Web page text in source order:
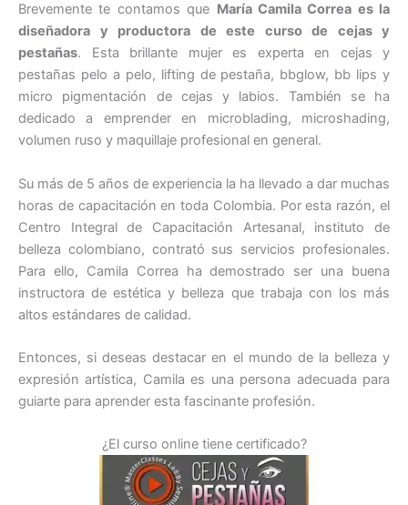
Brevemente te contamos que María Camila Correa es la
diseñadora y productora de este curso de cejas y
pestañas. Esta brillante mujer es experta en cejas y
pestañas pelo a pelo, lifting de pestaña, bbglow, bb lips y
micro pigmentación de cejas y labios. También se ha
dedicado a emprender en microblading, microshading,
volumen ruso y maquillaje profesional en general.
Su más de 5 años de experiencia la ha llevado a dar muchas
horas de capacitación en toda Colombia. Por esta razón, el
Centro Integral de Capacitación Artesanal, instituto de
belleza colombiano, contrató sus servicios profesionales.
Para ello, Camila Correa ha demostrado ser una buena
instructora de estética y belleza que trabaja con los más
altos estándares de calidad.
Entonces, si deseas destacar en el mundo de la belleza y
expresión artística, Camila es una persona adecuada para
guiarte para aprender esta fascinante profesión.
¿El curso online tiene certificado?